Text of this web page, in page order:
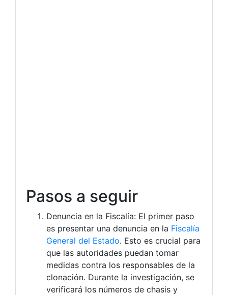
Pasos a seguir
Denuncia en la Fiscalía: El primer paso
es presentar una denuncia en la Fiscalía
General del Estado. Esto es crucial para
que las autoridades puedan tomar
medidas contra los responsables de la
clonación. Durante la investigación, se
verificará los números de chasis y